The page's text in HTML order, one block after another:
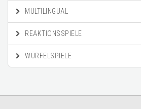
MULTILINGUAL
REAKTIONSSPIELE
WÜRFELSPIELE